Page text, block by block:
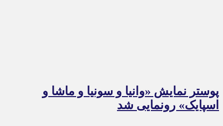
پوستر نمایش «وانیا و سونیا و ماشا و
اسپایک» رونمایی شد